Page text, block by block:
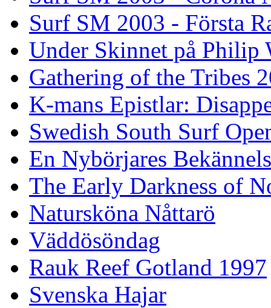
Surf SM 2003 - Första
Under Skinnet på Philip
Gathering of the Tribes
K-mans Epistlar:
Swedish South Surf
En Nybörjares
The Early Darkness of
Natursköna Nåttarö
Väddösöndag
Rauk Reef Gotland 1997
Svenska Hajar